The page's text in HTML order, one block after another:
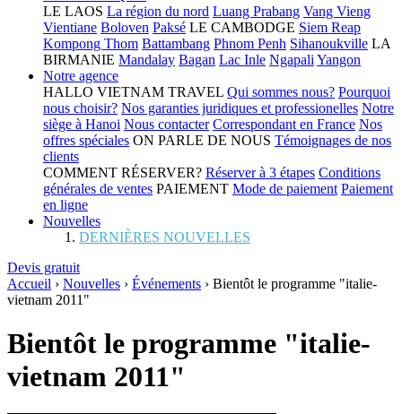
LE LAOS La région du nord Luang Prabang Vang Vieng
Vientiane Boloven Paksé LE CAMBODGE Siem Reap
Kompong Thom Battambang Phnom Penh Sihanoukville LA
BIRMANIE Mandalay Bagan Lac Inle Ngapali Yangon
Notre agence
HALLO VIETNAM TRAVEL Qui sommes nous? Pourquoi
nous choisir? Nos garanties juridiques et professionelles Notre
siège à Hanoi Nous contacter Correspondant en France Nos
offres spéciales ON PARLE DE NOUS Témoignages de nos
clients
COMMENT RÉSERVER? Réserver à 3 étapes Conditions
générales de ventes PAIEMENT Mode de paiement Paiement
en ligne
Nouvelles
DERNIÈRES NOUVELLES
Devis gratuit
Accueil › Nouvelles › Événements › Bientôt le programme "italie-
vietnam 2011"
Bientôt le programme "italie-
vietnam 2011"